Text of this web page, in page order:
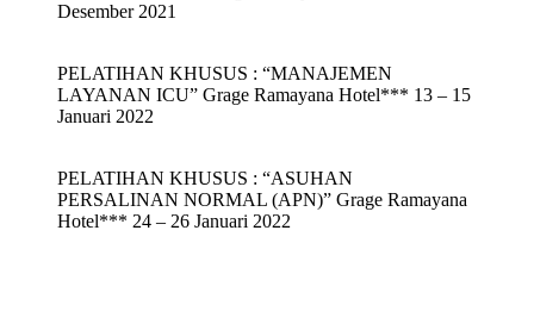
Desember 2021
PELATIHAN KHUSUS : “MANAJEMEN
LAYANAN ICU” Grage Ramayana Hotel*** 13 – 15
Januari 2022
PELATIHAN KHUSUS : “ASUHAN
PERSALINAN NORMAL (APN)” Grage Ramayana
Hotel*** 24 – 26 Januari 2022